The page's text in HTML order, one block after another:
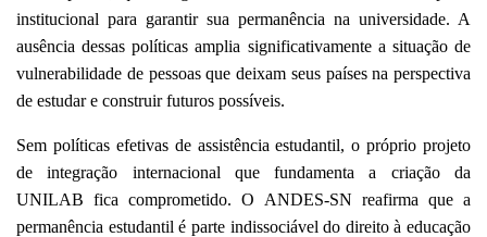
institucional para garantir sua permanência na universidade. A
ausência dessas políticas amplia significativamente a situação de
vulnerabilidade de pessoas que deixam seus países na perspectiva
de estudar e construir futuros possíveis.
Sem políticas efetivas de assistência estudantil, o próprio projeto
de integração internacional que fundamenta a criação da
UNILAB fica comprometido. O ANDES-SN reafirma que a
permanência estudantil é parte indissociável do direito à educação